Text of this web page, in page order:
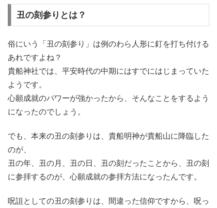
丑の刻参りとは？
俗にいう「丑の刻参り」は例のわら人形に釘を打ち付ける
あれですよね？
貴船神社では、平安時代の中期にはすでにはじまっていた
ようです。
心願成就のパワーが強かったから、そんなことをするよう
になったのでしょう。
でも、本来の丑の刻参りは、貴船明神が貴船山に降臨した
のが、
丑の年、丑の月、丑の日、丑の刻だったことから、丑の刻
に参拝するのが、心願成就の参拝方法になったんです。
呪詛としての丑の刻参りは、間違った信仰ですから、呪っ